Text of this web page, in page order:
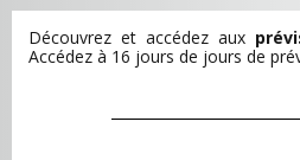
Découvrez et accédez aux
Accédez à 16 jours de jours de